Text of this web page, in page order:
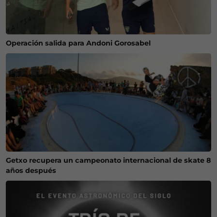
Operación salida para Andoni Gorosabel
Getxo recupera un campeonato internacional de skate 8
años después